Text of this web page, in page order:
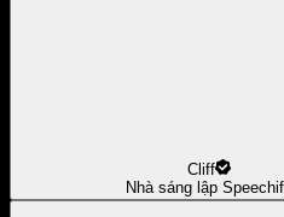
Cliff
Nhà sáng lập